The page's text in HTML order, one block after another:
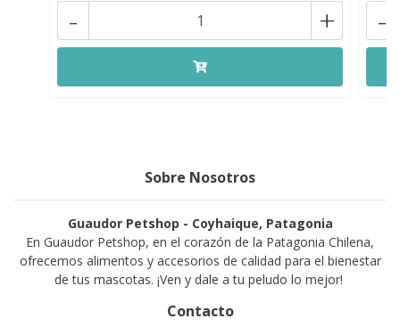
+
- -
Sobre Nosotros
Guaudor Petshop - Coyhaique, Patagonia
En Guaudor Petshop, en el corazón de la Patagonia Chilena,
ofrecemos alimentos y accesorios de calidad para el bienestar
de tus mascotas. ¡Ven y dale a tu peludo lo mejor!
Contacto